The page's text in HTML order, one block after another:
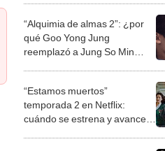
“Alquimia de almas 2”: ¿por
qué Goo Yong Jung
reemplazó a Jung So Min
“Estamos muertos”
temporada 2 en Netflix:
cuándo se estrena y avances